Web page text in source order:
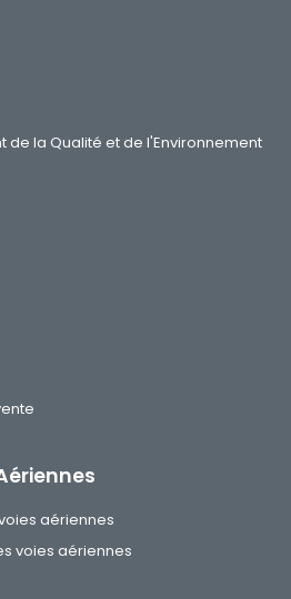
de la Qualité et de l'Environnement
aériennes
voies aériennes